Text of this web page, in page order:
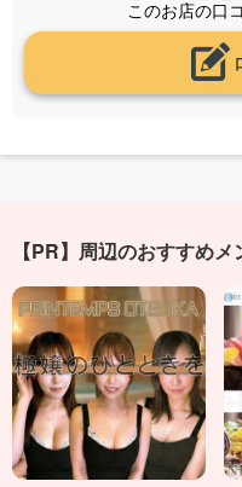
このお店の口
【PR】周辺のおすすめ